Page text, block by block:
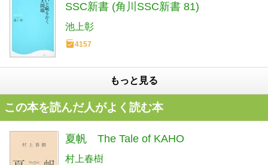
SSC新書 (角川SSC新書 81)
池上彰
4157
もっと見る
この本を読んだ人がよく読む本
夏帆 The Tale of KAHO
村上春樹